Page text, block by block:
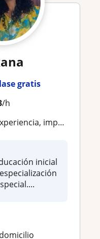
gratis
/h
a los pequeños de la casa. ¡Aprenderemos divirtiéndonos!
inicial